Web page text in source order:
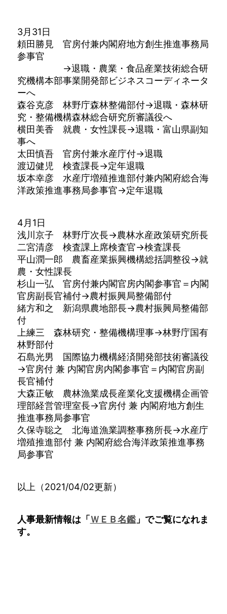
3月31日
頼田勝見 官房付兼内閣府地方創生推進事務局
参事官
→退職・農業・食品産業技術総合研
究機構本部事業開発部ビジネスコーディネータ
ーへ
森谷克彦 林野庁森林整備部付→退職・森林研
究・整備機構森林総合研究所審議役へ
横田美香 就農・女性課長→退職・富山県副知
事へ
太田慎吾 官房付兼水産庁付→退職
渡辺健児 検査課長→定年退職
坂本幸彦 水産庁増殖推進部付兼内閣府総合海
洋政策推進事務局参事官→定年退職
4月1日
浅川京子 林野庁次長→農林水産政策研究所長
二宮清彦 検査課上席検査官→検査課長
平山潤一郎 農畜産業振興機構総括調整役→就
農・女性課長
杉山一弘 官房付兼内閣官房内閣参事官＝内閣
官房副長官補付→農村振興局整備部付
緒方和之 新潟県農地部長→農村振興局整備部
付
上練三 森林研究・整備機構理事→林野庁国有
林野部付
石島光男 国際協力機構経済開発部技術審議役
→官房付 兼 内閣官房内閣参事官＝内閣官房副
長官補付
大森正敏 農林漁業成長産業化支援機構企画管
理部経営管理室長→官房付 兼 内閣府地方創生
推進事務局参事官
久保寺聡之 北海道漁業調整事務所長→水産庁
増殖推進部付 兼 内閣府総合海洋政策推進事務
局参事官
以上（2021/04/02更新）
人事最新情報は「 ＷＥＢ名鑑」でご覧になれま
す。